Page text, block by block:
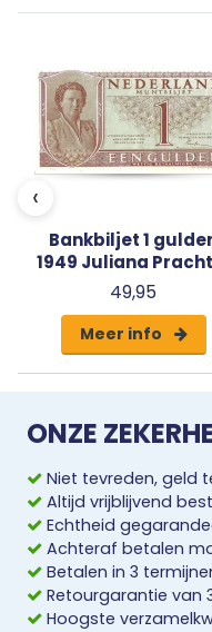
‹
Bankbiljet 1
1949 Juliana
49,95
Meer info
ONZE
Niet tevreden, geld
Altijd vrijblijvend
Echtheid
Achteraf betalen
Betalen in 3
Retourgarantie van
Hoogste